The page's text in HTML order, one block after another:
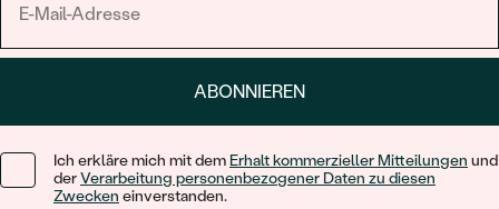
ABONNIEREN
Ich erkläre mich mit dem Erhalt kommerzieller Mitteilungen und
derVerarbeitung personenbezogener Daten zu diesen
Zwecken einverstanden.